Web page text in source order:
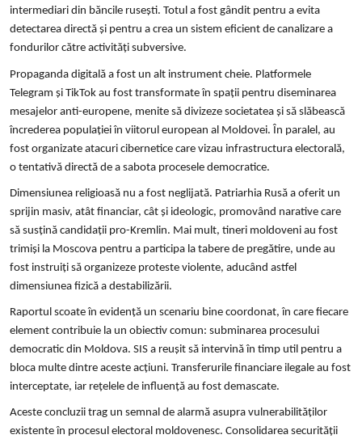
intermediari din băncile rusești. Totul a fost gândit pentru a evita
detectarea directă și pentru a crea un sistem eficient de canalizare a
fondurilor către activități subversive.
Propaganda digitală a fost un alt instrument cheie. Platformele
Telegram și TikTok au fost transformate în spații pentru diseminarea
mesajelor anti-europene, menite să divizeze societatea și să slăbească
încrederea populației în viitorul european al Moldovei. În paralel, au
fost organizate atacuri cibernetice care vizau infrastructura electorală,
o tentativă directă de a sabota procesele democratice.
Dimensiunea religioasă nu a fost neglijată. Patriarhia Rusă a oferit un
sprijin masiv, atât financiar, cât și ideologic, promovând narative care
să susțină candidații pro-Kremlin. Mai mult, tineri moldoveni au fost
trimiși la Moscova pentru a participa la tabere de pregătire, unde au
fost instruiți să organizeze proteste violente, aducând astfel
dimensiunea fizică a destabilizării.
Raportul scoate în evidență un scenariu bine coordonat, în care fiecare
element contribuie la un obiectiv comun: subminarea procesului
democratic din Moldova. SIS a reușit să intervină în timp util pentru a
bloca multe dintre aceste acțiuni. Transferurile financiare ilegale au fost
interceptate, iar rețelele de influență au fost demascate.
Aceste concluzii trag un semnal de alarmă asupra vulnerabilităților
existente în procesul electoral moldovenesc. Consolidarea securității